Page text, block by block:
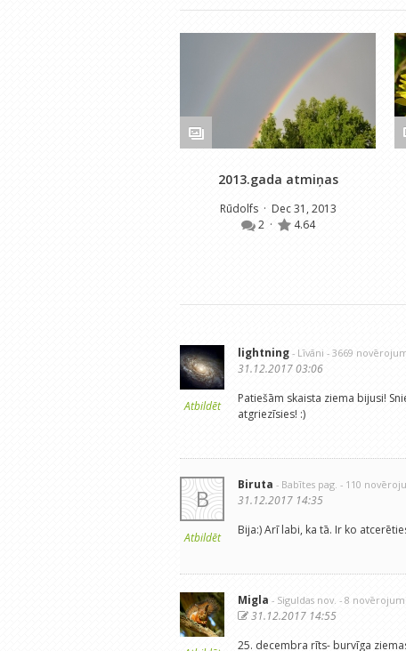
2013.gada atmiņas
Rūdolfs · Dec 31, 2013
2 · 4.64
Atbildēt
lightning - Līvāni - 3669
31.12.2017 03:06
Patiešām skaista ziema bijusi!
atgriezīsies! :)
B
Atbildēt
Biruta - Babītes pag. - 110
31.12.2017 14:35
Bija:) Arī labi, ka tā. Ir ko
Migla - Siguldas nov. - 8 novērojumi
31.12.2017 14:55
25. decembra rīts- burvīga